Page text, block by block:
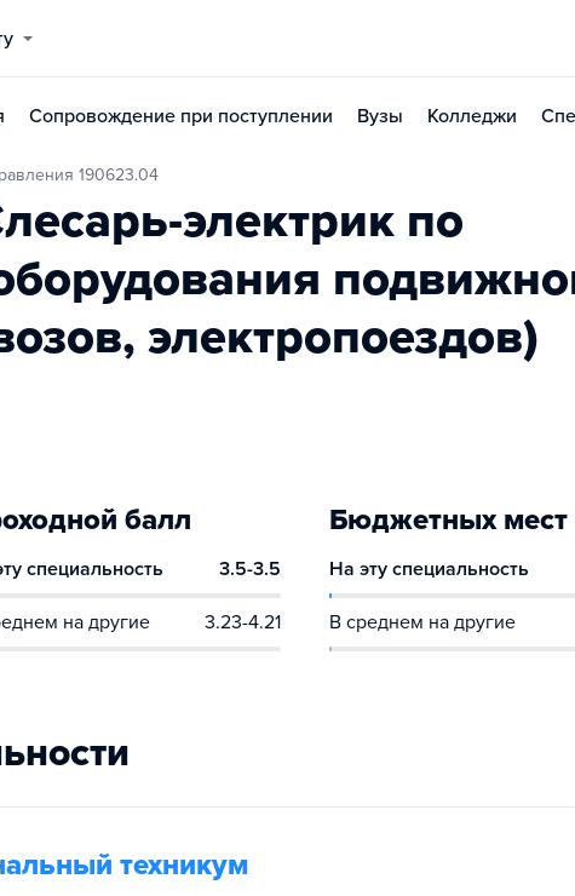
Сопровождение при поступлении Вузы Колледжи
190623.04
электрик по
электропоездов)
балл
специальность 3.5-3.5
на другие 3.23-4.21
Бюджетных мест
На эту специальность
В среднем на другие
техникум